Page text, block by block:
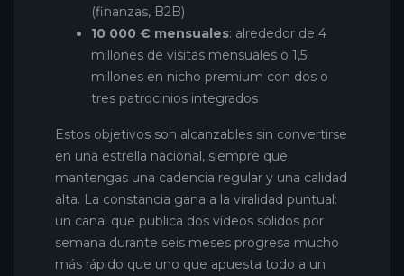
(finanzas, B2B)
10 000 € mensuales: alrededor de 4
millones de visitas mensuales o 1,5
millones en nicho premium con dos o
tres patrocinios integrados
Estos objetivos son alcanzables sin convertirse
en una estrella nacional, siempre que
mantengas una cadencia regular y una calidad
alta. La constancia gana a la viralidad puntual:
un canal que publica dos vídeos sólidos por
semana durante seis meses progresa mucho
más rápido que uno que apuesta todo a un